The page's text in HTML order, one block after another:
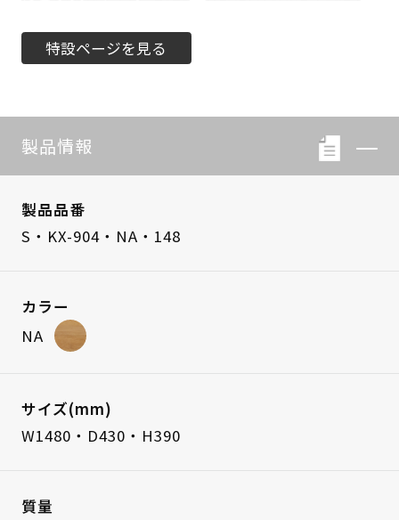
特設ページを見る
製品情報
製品品番
S・KX-904・NA・148
カラー
NA
サイズ(mm)
W1480・D430・H390
質量